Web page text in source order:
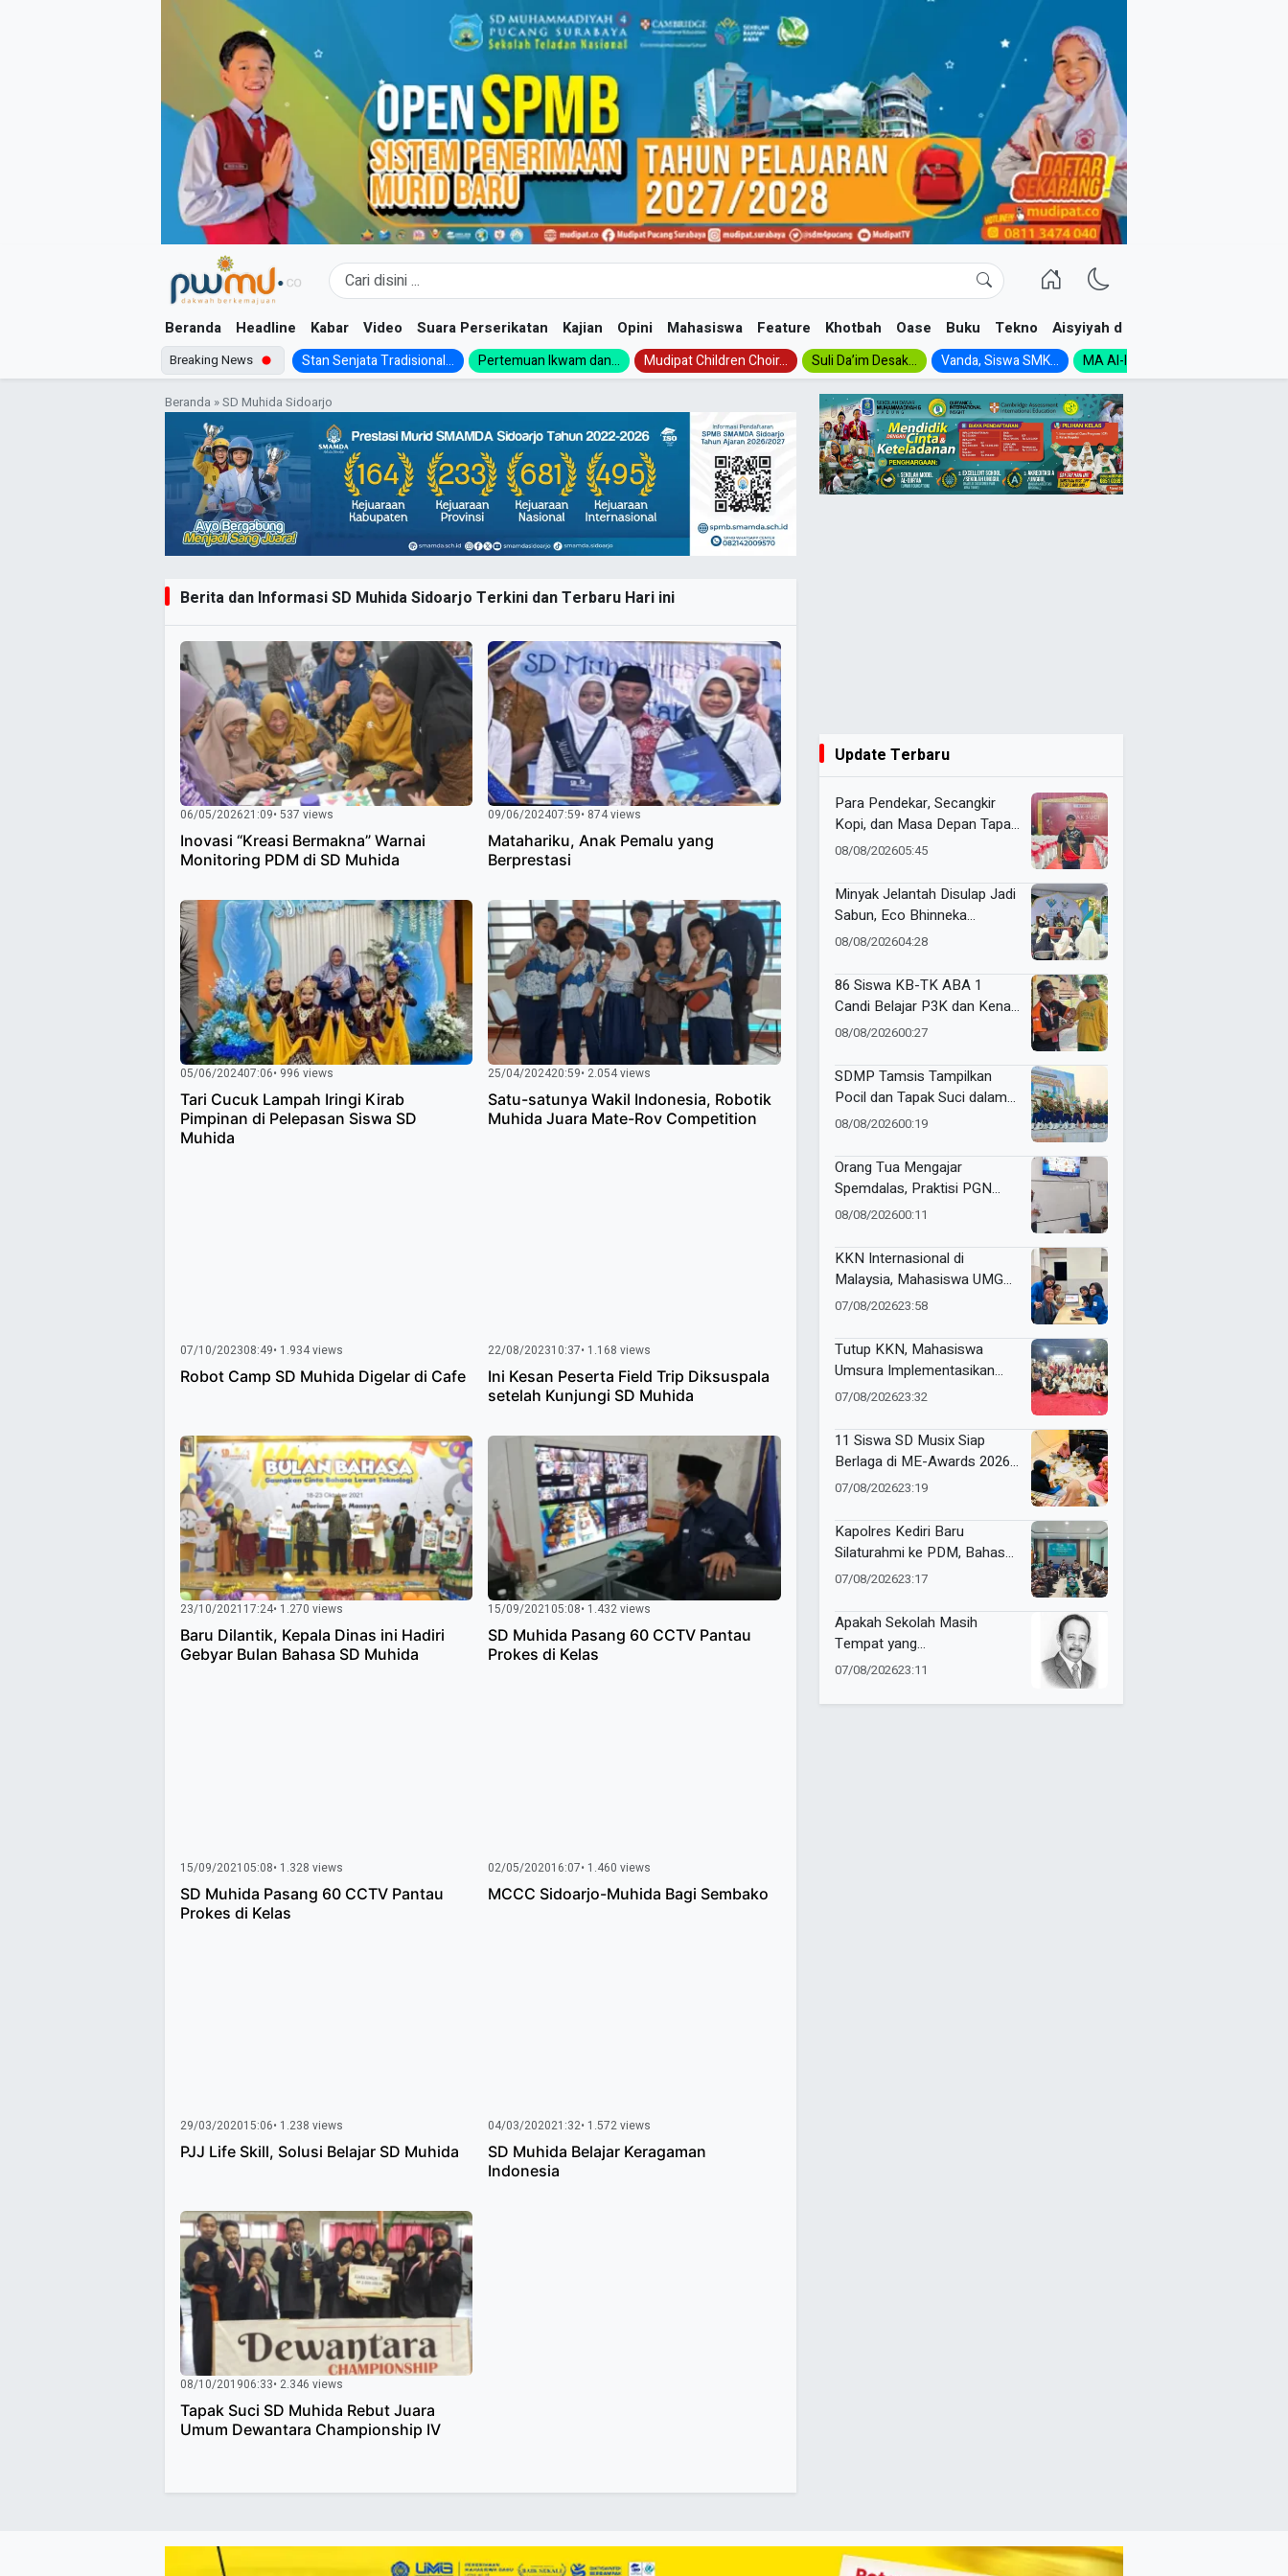
Beranda Headline Kabar Video Suara Perserikatan Kajian Opini Mahasiswa Feature Khotbah Oase Buku Tekno Aisyiyah dan NA
Breaking News Stan Senjata Tradisional... Pertemuan Ikwam dan... Mudipat Children Choir... Suli Da’im Desak... Vanda, Siswa SMK... MA Al-Ishlah Gelar...
Beranda »SD Muhida Sidoarjo
Berita dan Informasi SD Muhida Sidoarjo Terkini dan Terbaru Hari ini
06/05/202621:09• 537 views
Inovasi “Kreasi Bermakna” Warnai
Monitoring PDM di SD Muhida
09/06/202407:59• 874 views
Matahariku, Anak Pemalu yang
Berprestasi
05/06/202407:06• 996 views
Tari Cucuk Lampah Iringi Kirab
Pimpinan di Pelepasan Siswa SD
Muhida
25/04/202420:59• 2.054 views
Satu-satunya Wakil Indonesia, Robotik
Muhida Juara Mate-Rov Competition
07/10/202308:49• 1.934 views
Robot Camp SD Muhida Digelar di Cafe
22/08/202310:37• 1.168 views
Ini Kesan Peserta Field Trip Diksuspala
setelah Kunjungi SD Muhida
23/10/2021 17:24• 1.270 views
Baru Dilantik, Kepala Dinas ini Hadiri
Gebyar Bulan Bahasa SD Muhida
15/09/202105:08• 1.432 views
SD Muhida Pasang 60 CCTV Pantau
Prokes di Kelas
15/09/202105:08• 1.328 views
SD Muhida Pasang 60 CCTV Pantau
Prokes di Kelas
02/05/202016:07• 1.460 views
MCCC Sidoarjo-Muhida Bagi Sembako
29/03/202015:06• 1.238 views
PJJ Life Skill, Solusi Belajar SD Muhida
04/03/202021:32• 1.572 views
SD Muhida Belajar Keragaman
Indonesia
08/10/201906:33• 2.346 views
Tapak Suci SD Muhida Rebut Juara
Umum Dewantara Championship IV
Update Terbaru
Para Pendekar, Secangkir
Kopi, dan Masa Depan Tapak
Suci
08/08/202605:45
Minyak Jelantah Disulap Jadi
Sabun, Eco Bhinneka
Muhammadiyah Inspirasi
08/08/202604:28
86 Siswa KB-TK ABA 1
Candi Belajar P3K dan Kenali
Ambulans Lewat Ambulance
08/08/202600:27
SDMP Tamsis Tampilkan
Pocil dan Tapak Suci dalam
One School One Event di
08/08/202600:19
Orang Tua Mengajar
Spemdalas, Praktisi PGN
SAKA Kenalkan Dunia
08/08/202600:11
KKN Internasional di
Malaysia, Mahasiswa UMG
Kembangkan Website
Indonesia
07/08/202623:58
Tutup KKN, Mahasiswa
Umsura Implementasikan
Compact Bin untuk Sampah
07/08/202623:32
11 Siswa SD Musix Siap
Berlaga di ME-Awards 2026,
Mohon Doa Restu
07/08/202623:19
Kapolres Kediri Baru
Silaturahmi ke PDM, Bahas
Sinergi Jaga Kamtibmas
07/08/202623:17
Apakah Sekolah Masih
Tempat yang
Menyenangkan?
07/08/202623:11